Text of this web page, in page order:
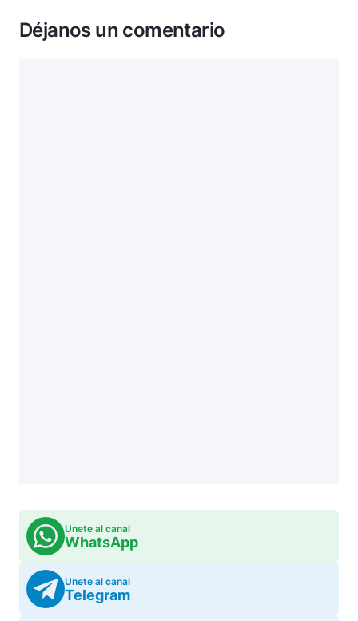
Déjanos un comentario
Unete al canal
WhatsApp
Unete al canal
Telegram